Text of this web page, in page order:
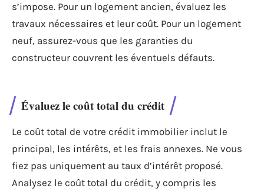
s’impose. Pour un logement ancien, évaluez les
travaux nécessaires et leur coût. Pour un logement
neuf, assurez-vous que les garanties du
constructeur couvrent les éventuels défauts.
Évaluez le coût total du crédit
Le coût total de votre crédit immobilier inclut le
principal, les intérêts, et les frais annexes. Ne vous
fiez pas uniquement au taux d’intérêt proposé.
Analysez le coût total du crédit, y compris les